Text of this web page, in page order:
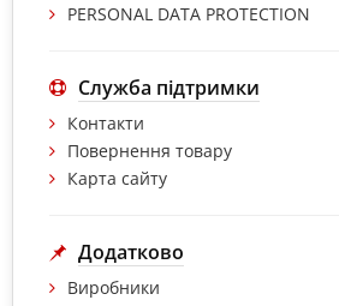
PERSONAL DATA PROTECTION
Служба підтримки
Контакти
Повернення товару
Карта сайту
Додатково
Виробники